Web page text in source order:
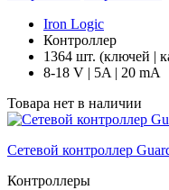
Iron Logic
Контроллер
1364 шт. (ключей |
8-18 V | 5A | 20 mA
Товара нет в наличии
Сетевой контроллер
Контроллеры